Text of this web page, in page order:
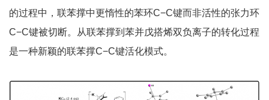
的过程中，联苯撑中更惰性的苯环C−C键而非活性的张力环
C−C键被切断。从联苯撑到苯并戊搭烯双负离子的转化过程
是一种新颖的联苯撑C−C键活化模式。